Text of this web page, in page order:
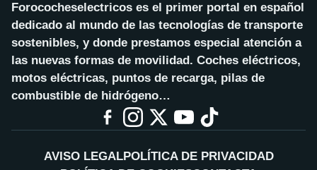
Forococheselectricos es el primer portal en español
dedicado al mundo de las tecnologías de transporte
sostenibles, y donde prestamos especial atención a
las nuevas formas de movilidad. Coches eléctricos,
motos eléctricas, puntos de recarga, pilas de
combustible de hidrógeno…
AVISO LEGALPOLÍTICA DE PRIVACIDAD